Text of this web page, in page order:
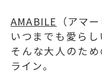
AMABILE （アマー
いつまでも愛ら
そんな大人のた
ライン。